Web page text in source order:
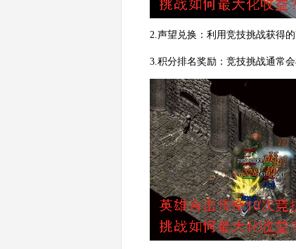
2.声望兑换：利用竞技挑战获得
3.积分排名奖励：竞技挑战通常